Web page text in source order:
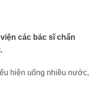
các bác sĩ chẩn
hiện uống nhiều nước,